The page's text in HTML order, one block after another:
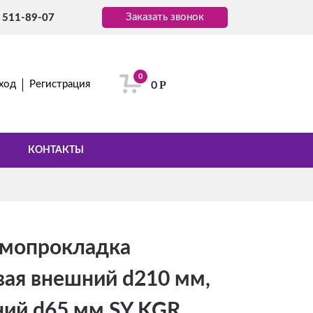
511-89-07 Заказать звонок
Регистрация
0
0Р
КОНТАКТЫ
внешний d210 мм,